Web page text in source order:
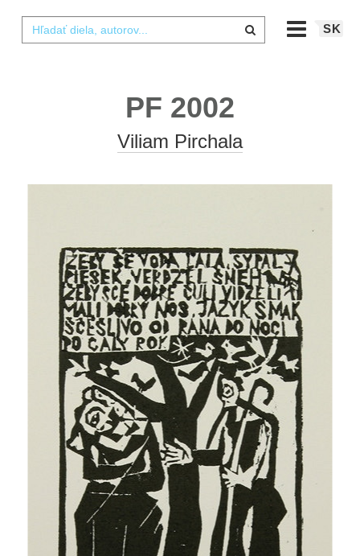
SK
PF 2002
Viliam Pirchala